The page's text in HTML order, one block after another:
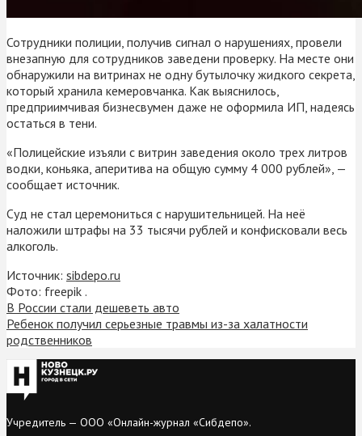
Сотрудники полиции, получив сигнал о нарушениях, провели
внезапную для сотрудников заведени проверку. На месте они
обнаружили на витринах не одну бутылочку жидкого секрета,
который хранила кемеровчанка. Как выяснилось,
предприимчивая бизнесвумен даже не оформила ИП, надеясь
остаться в тени.
«Полицейские изъяли с витрин заведения около трех литров
водки, коньяка, аперитива на общую сумму 4 000 рублей», —
сообщает источник.
Суд не стал церемониться с нарушительницей. На неё
наложили штрафы на 33 тысячи рублей и конфисковали весь
алкоголь.
Источник: sibdepo.ru
Фото: freepik .
В России стали дешеветь авто
Ребенок получил серьезные травмы из-за халатности
родственников
Учредитель — ООО «Онлайн-журнал «Сибдепо».